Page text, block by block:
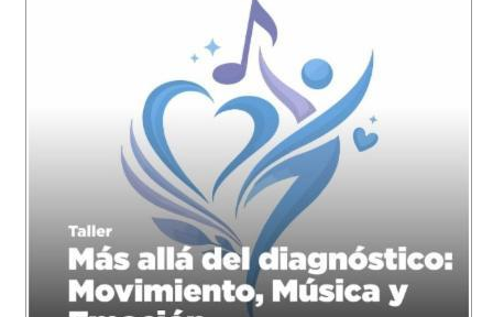
Recorrido
colectivos
Recarga
SUBE